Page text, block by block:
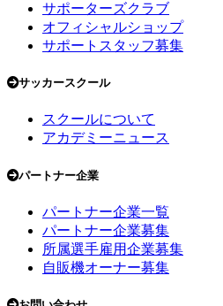
サポーターズクラブ
オフィシャルショップ
サポートスタッフ募集
サッカースクール
スクールについて
アカデミーニュース
パートナー企業
パートナー企業一覧
パートナー企業募集
所属選手雇用企業募集
自販機オーナー募集